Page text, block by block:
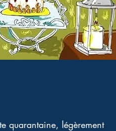
quarantaine, légèrement